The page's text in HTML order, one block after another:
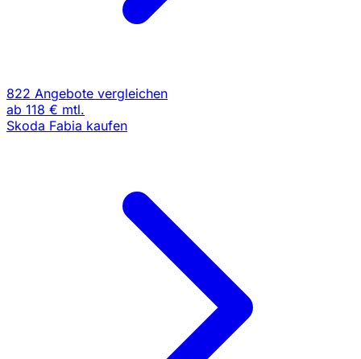
822 Angebote vergleichen
ab 118 € mtl.
Skoda Fabia kaufen